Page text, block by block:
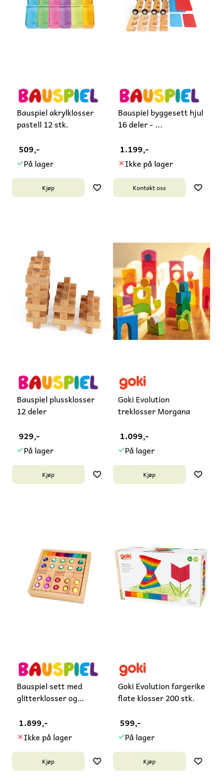
Bauspiel akrylklosser
pastell 12 stk.
509,-
På lager
Kjøp
Bauspiel byggesett hjul
16 deler - ...
1.199,-
Ikke på lager
Kontakt oss
Bauspiel plussklosser
12 deler
929,-
På lager
Kjøp
Goki Evolution
treklosser Morgana
1.099,-
På lager
Kjøp
Bauspiel sett med
glitterklosser og
1.899,-
Ikke på lager
Kjøp
Goki Evolution fargerike
flate klosser 200 stk.
599,-
På lager
Kjøp